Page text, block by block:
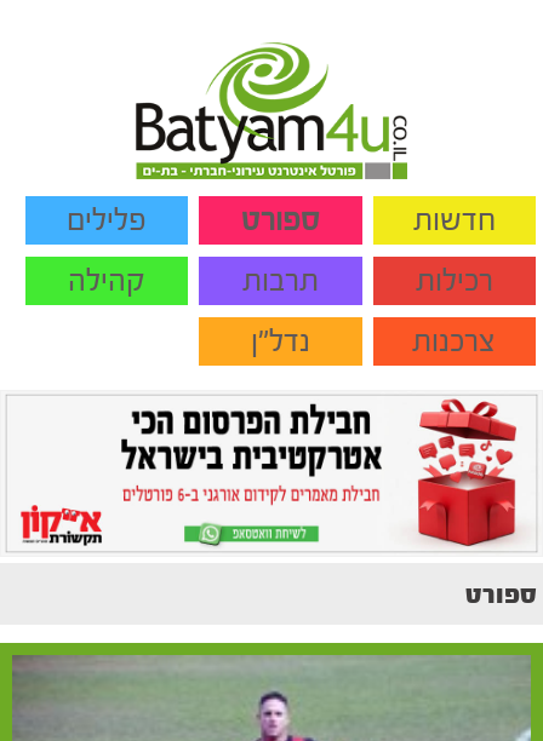
חדשות ספורט
פלילים
רכילות
תרבות
קהילה
צרכנות
נדל"ן
ספורט